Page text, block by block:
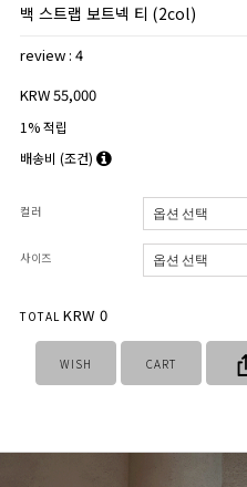
백 스트랩 보트넥 티 (2col)
review : 4
KRW 55,000
1% 적립
배송비 (조건)
컬러
사이즈
TOTAL KRW 0
WISH CART